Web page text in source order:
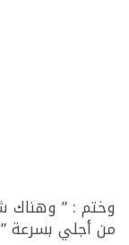
وختم : ” وهناك
من أجلي بسرعة